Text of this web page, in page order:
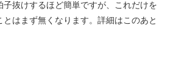
子抜けするほど簡単ですが、これだけを
はまず無くなります。詳細はこのあと